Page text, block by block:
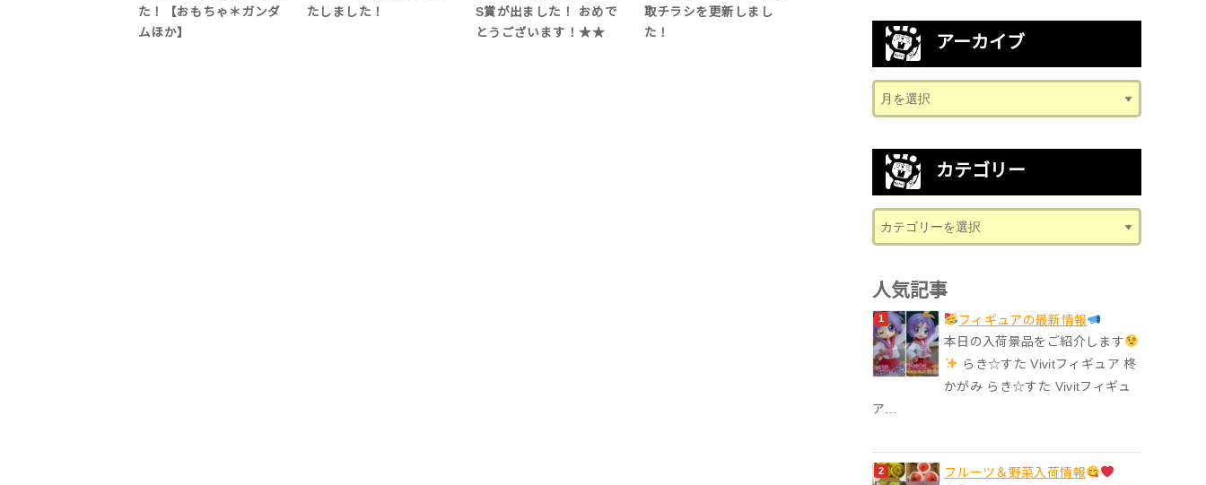
た！【おもちゃ＊ガンダ
ムほか】
たしました！
S賞が出ました！ おめで
とうございます！★★
取チラシを更新しまし
た！
アーカイブ
カテゴリー
人気記事
フィギュアの最新情報
本日の入荷景品をご紹介します
らき☆すた Vivitフィギュア 柊
かがみ らき☆すた Vivitフィギュ
ア...
フルーツ＆野菜入荷情報